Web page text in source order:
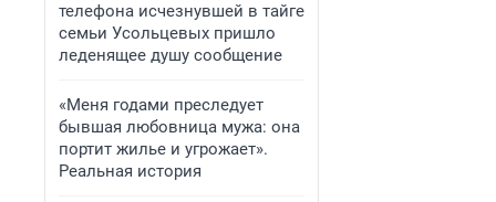
телефона исчезнувшей в тайге
семьи Усольцевых пришло
леденящее душу сообщение
«Меня годами преследует
бывшая любовница мужа: она
портит жилье и угрожает».
Реальная история